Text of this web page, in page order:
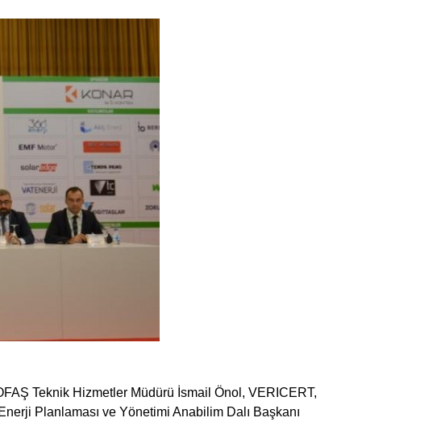
Teknik Hizmetler Müdürü İsmail Önol, VERICERT,
Planlaması ve Yönetimi Anabilim Dalı Başkanı